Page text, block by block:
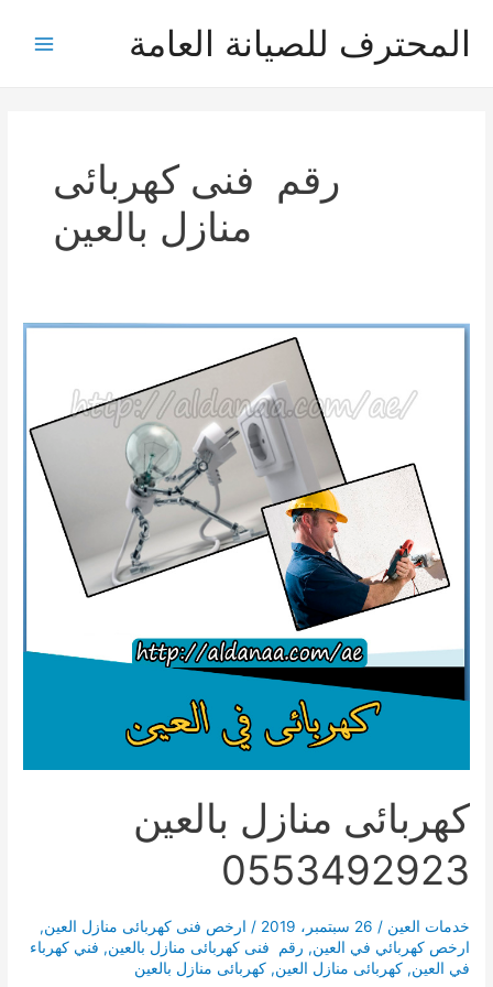
المحترف للصيانة العامة
رقم فنى كهربائى
منازل بالعين
كهربائى منازل بالعين
0553492923
خدمات العين / 26 سبتمبر، 2019 / ارخص فنى كهربائى منازل العين,
ارخص كهربائي في العين, رقم فنى كهربائى منازل بالعين, فني كهرباء
في العين,كهربائى منازل العين,كهربائى منازل بالعين